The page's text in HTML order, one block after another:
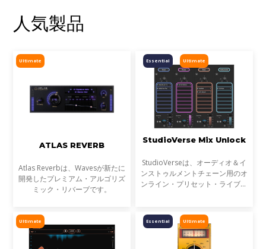
人気製品
Ultimate
ATLAS REVERB
Atlas Reverbは、Wavesが新たに
開発したプレミアム・アルゴリズ
ミック・リバーブです。
Ultimate
Essential
StudioVerse Mix Unlock
StudioVerseは、オーディオ＆イ
ンストゥルメントチェーン用のオ
ンライン・プリセット・ライブラ
し、完成済みのミックス、サンプ
ル、ループ素材を瞬時に解
Ultimate Ultimate
Essential